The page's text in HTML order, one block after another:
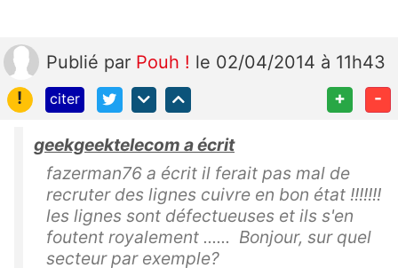
Publié par Pouh ! le 02/04/2014 à 11h43
!
citer + -
geekgeektelecom a écrit
fazerman76 a écrit il ferait pas mal de
recruter des lignes cuivre en bon état !!!!!!!
les lignes sont défectueuses et ils s'en
foutent royalement ...... Bonjour, sur quel
secteur par exemple?